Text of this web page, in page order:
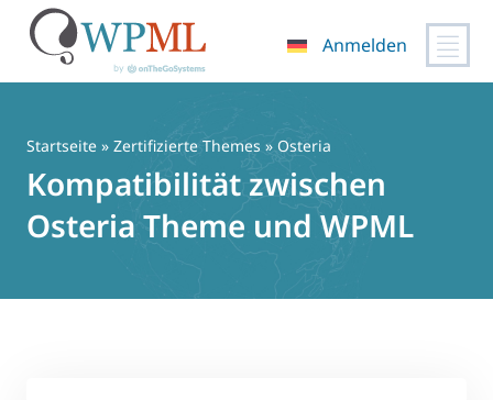
springen
Anmelden
Startseite » Zertifizierte Themes » Osteria
Kompatibilität zwischen
Osteria Theme und WPML